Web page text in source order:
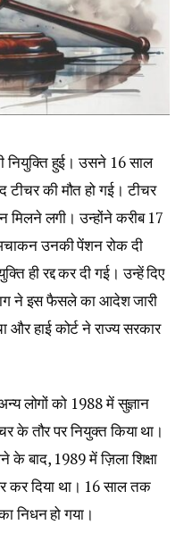
नियुक्ति हुई। उसने 16 साल
टीचर की मौत हो गई। टीचर
मिलने लगी। उन्होंने करीब 17
उनकी पेंशन रोक दी
ही रद्द कर दी गई। उन्हें दिए
ने इस फैसले का आदेश जारी
और हाई कोर्ट ने राज्य सरकार
लोगों को 1988 में सुज्ञान
तौर पर नियुक्त किया था।
के बाद, 1989 में ज़िला शिक्षा
कर दिया था। 16 साल तक
निधन हो गया।